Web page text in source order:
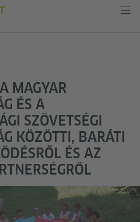
MAGYAR
ÉS A
SZÖVETSÉGI
KÖZÖTTI, BARÁTI
ÉS AZ